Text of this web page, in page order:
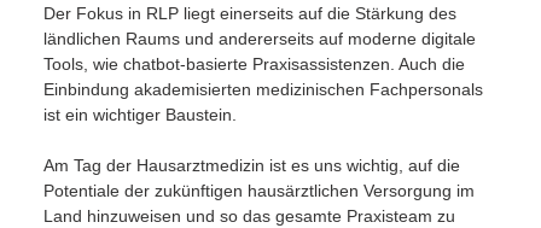
Der Fokus in RLP liegt einerseits auf die Stärkung des
ländlichen Raums und andererseits auf moderne digitale
Tools, wie chatbot-basierte Praxisassistenzen. Auch die
Einbindung akademisierten medizinischen Fachpersonals
ist ein wichtiger Baustein.
Am Tag der Hausarztmedizin ist es uns wichtig, auf die
Potentiale der zukünftigen hausärztlichen Versorgung im
Land hinzuweisen und so das gesamte Praxisteam zu